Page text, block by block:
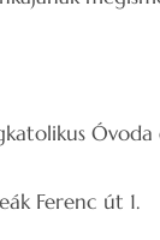
Óvoda
Ferenc út 1.